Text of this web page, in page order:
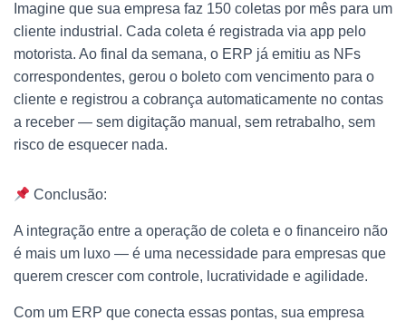
Imagine que sua empresa faz 150 coletas por mês para um
cliente industrial. Cada coleta é registrada via app pelo
motorista. Ao final da semana, o ERP já emitiu as NFs
correspondentes, gerou o boleto com vencimento para o
cliente e registrou a cobrança automaticamente no contas
a receber — sem digitação manual, sem retrabalho, sem
risco de esquecer nada.
Conclusão:
A integração entre a operação de coleta e o financeiro não
é mais um luxo — é uma necessidade para empresas que
querem crescer com controle, lucratividade e agilidade.
Com um ERP que conecta essas pontas, sua empresa